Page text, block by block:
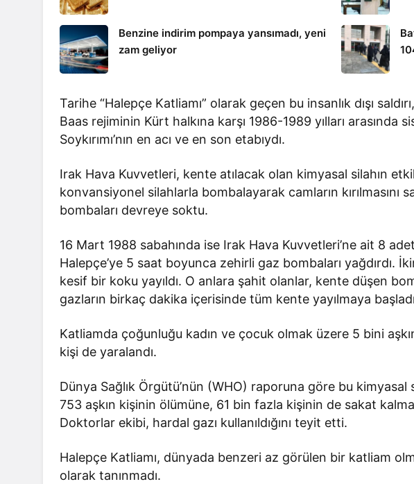
Benzine indirim pompaya yansımadı, yeni
zam geliyor
Tarihe “Halepçe Katliamı” olarak geçen bu insanlık dışı
Baas rejiminin Kürt halkına karşı 1986-1989 yılları
Soykırımı’nın en acı ve en son etabıydı.
Irak Hava Kuvvetleri, kente atılacak olan kimyasal silahın
konvansiyonel silahlarla bombalayarak camların kırılmasını
bombaları devreye soktu.
16 Mart 1988 sabahında ise Irak Hava Kuvvetleri’ne ait 8
Halepçe’ye 5 saat boyunca zehirli gaz bombaları yağdırdı.
kesif bir koku yayıldı. O anlara şahit olanlar, kente düşen
gazların birkaç dakika içerisinde tüm kente yayılmaya
Katliamda çoğunluğu kadın ve çocuk olmak üzere 5 bini
kişi de yaralandı.
Dünya Sağlık Örgütü’nün (WHO) raporuna göre bu kimyasal
753 aşkın kişinin ölümüne, 61 bin fazla kişinin de sakat
Doktorlar ekibi, hardal gazı kullanıldığını teyit etti.
Halepçe Katliamı, dünyada benzeri az görülen bir katliam
olarak tanınmadı.